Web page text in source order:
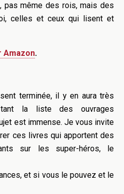
pas même des rois, mais des
celles et ceux qui lisent et
Amazon.
terminée, il y en aura très
tant la liste des ouvrages
est immense. Je vous invite
ces livres qui apportent des
sur les super-héros, le
et si vous le pouvez et le